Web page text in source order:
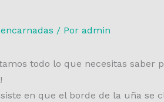
/ Por admin
todo lo que necesitas saber
en que el borde de la uña se